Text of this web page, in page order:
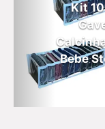
Kit
Bebe